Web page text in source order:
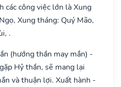
các công việc lớn là Xung
Xung tháng: Quý Mão,
.
(hướng thần may mắn) -
Hỷ thần, sẽ mang lại
và thuận lợi. Xuất hành -